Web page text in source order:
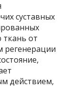
суставных
от
регенерации
действием,